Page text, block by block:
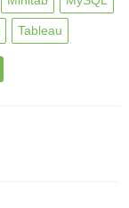
Tableau